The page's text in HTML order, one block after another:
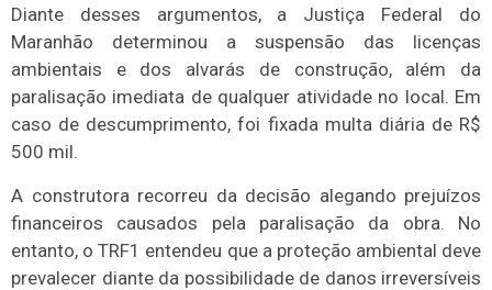
Diante desses argumentos, a Justiça Federal do
Maranhão determinou a suspensão das licenças
ambientais e dos alvarás de construção, além da
paralisação imediata de qualquer atividade no local. Em
caso de descumprimento, foi fixada multa diária de R$
500 mil.
A construtora recorreu da decisão alegando prejuízos
financeiros causados pela paralisação da obra. No
entanto, o TRF1 entendeu que a proteção ambiental deve
prevalecer diante da possibilidade de danos irreversíveis